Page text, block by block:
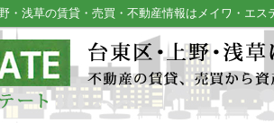
・浅草の賃貸・売買・不動産情報はメイワ・エス